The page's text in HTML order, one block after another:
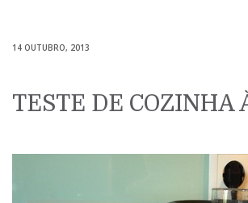
14 OUTUBRO, 2013
TESTE DE COZINHA